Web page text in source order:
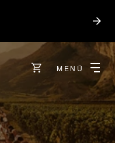
MENÜ